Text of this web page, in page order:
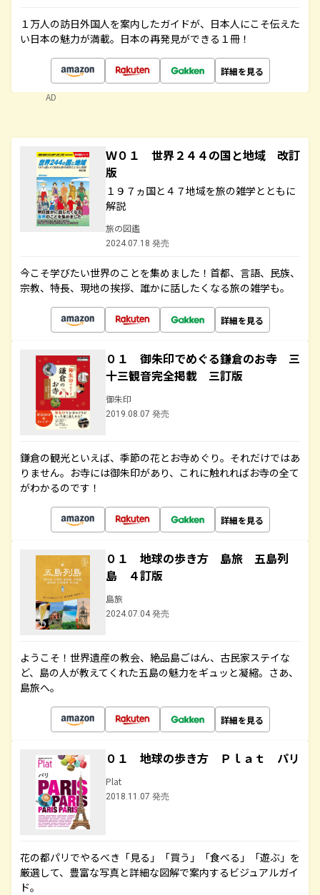
１万人の訪日外国人を案内したガイドが、日本人にこそ伝えた
い日本の魅力が満載。日本の再発見ができる１冊！
詳細を見る
AD
Ｗ０１ 世界２４４の国と地域 改訂
版
１９７ヵ国と４７地域を旅の雑学とともに
解説
旅の図鑑
2024.07.18 発売
今こそ学びたい世界のことを集めました！首都、言語、民族、
宗教、特長、現地の挨拶、誰かに話したくなる旅の雑学も。
詳細を見る
０１ 御朱印でめぐる鎌倉のお寺 三
十三観音完全掲載 三訂版
御朱印
2019.08.07 発売
鎌倉の観光といえば、季節の花とお寺めぐり。それだけではあ
りません。お寺には御朱印があり、これに触れればお寺の全て
がわかるのです！
詳細を見る
０１ 地球の歩き方 島旅 五島列
島 ４訂版
島旅
2024.07.04 発売
ようこそ！世界遺産の教会、絶品島ごはん、古民家ステイな
ど、島の人が教えてくれた五島の魅力をギュッと凝縮。さあ、
島旅へ。
詳細を見る
０１ 地球の歩き方 Ｐｌａｔ パリ
Plat
2018.11.07 発売
花の都パリでやるべき「見る」「買う」「食べる」「遊ぶ」を
厳選して、豊富な写真と詳細な図解で案内するビジュアルガイ
ド。